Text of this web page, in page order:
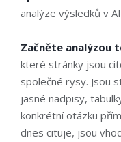
analýze výsledků v
Začněte analýzou
které stránky jsou
společné rysy. Jsou
jasné nadpisy,
konkrétní otázku
dnes cituje, jsou